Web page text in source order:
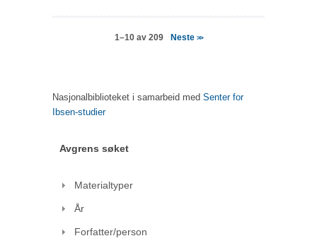
1–10 av 209 Neste >>
Nasjonalbiblioteket i samarbeid med Senter for
Ibsen-studier
Avgrens søket
Materialtyper
År
Forfatter/person